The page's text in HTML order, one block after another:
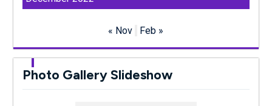
« Nov Feb »
Photo Gallery Slideshow